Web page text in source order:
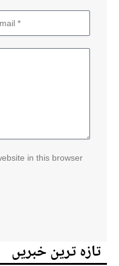
in this browser
تازہ ترین خبریں